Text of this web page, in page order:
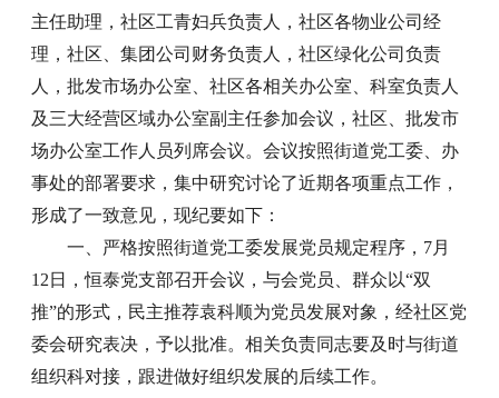
主任助理，社区工青妇兵负责人，社区各物业公司经
理，社区、集团公司财务负责人，社区绿化公司负责
人，批发市场办公室、社区各相关办公室、科室负责人
及三大经营区域办公室副主任参加会议，社区、批发市
场办公室工作人员列席会议。会议按照街道党工委、办
事处的部署要求，集中研究讨论了近期各项重点工作，
形成了一致意见，现纪要如下：
一、严格按照街道党工委发展党员规定程序，7月
12日，恒泰党支部召开会议，与会党员、群众以“双
推”的形式，民主推荐袁科顺为党员发展对象，经社区党
委会研究表决，予以批准。相关负责同志要及时与街道
组织科对接，跟进做好组织发展的后续工作。